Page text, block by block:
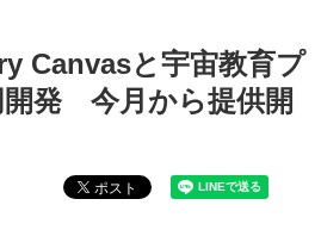
、Starry Canvasと宇宙教育プログラムを
Canvasと宇宙教育プ
開発 今月から提供開
ポスト